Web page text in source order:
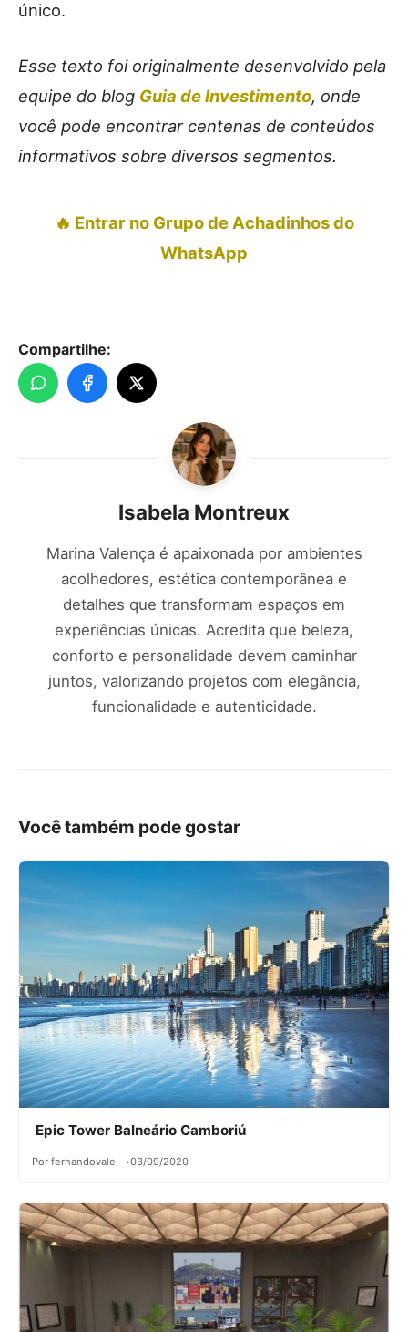
único.
Esse texto foi originalmente desenvolvido pela
equipe do blog Guia de Investimento, onde
você pode encontrar centenas de conteúdos
informativos sobre diversos segmentos.
🔥 Entrar no Grupo de Achadinhos do
WhatsApp
Compartilhe:
Isabela Montreux
Marina Valença é apaixonada por ambientes
acolhedores, estética contemporânea e
detalhes que transformam espaços em
experiências únicas. Acredita que beleza,
conforto e personalidade devem caminhar
juntos, valorizando projetos com elegância,
funcionalidade e autenticidade.
Você também pode gostar
Epic Tower Balneário Camboriú
Por fernandovale 03/09/2020